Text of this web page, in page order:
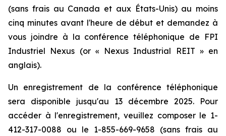
(sans frais au Canada et aux États-Unis) au moins
cinq minutes avant l'heure de début et demandez à
vous joindre à la conférence téléphonique de FPI
Industriel Nexus (or « Nexus Industrial REIT » en
anglais).
Un enregistrement de la conférence téléphonique
sera disponible jusqu'au 13 décembre 2025. Pour
accéder à l'enregistrement, veuillez composer le 1-
412-317-0088 ou le 1-855-669-9658 (sans frais au